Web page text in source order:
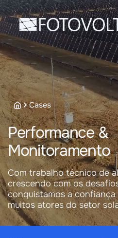
Cases
Performance &
Monitoramento
Com trabalho técnico de
crescendo com os
conquistamos a
muitos atores do setor